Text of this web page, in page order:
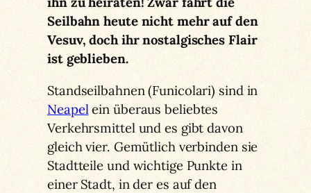
Seilbahn heute nicht mehr auf den
Vesuv, doch ihr nostalgisches Flair
ist geblieben.
Standseilbahnen (Funicolari) sind in
Neapelein überaus beliebtes
Verkehrsmittel und es gibt davon
gleich vier. Gemütlich verbinden sie
Stadtteile und wichtige Punkte in
einer Stadt, in der es auf den